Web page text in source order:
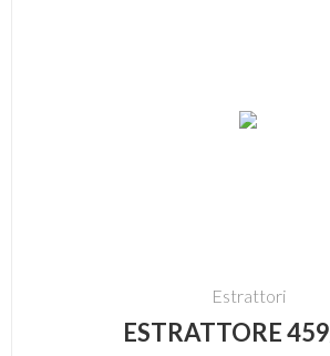
Estrattori
ESTRATTORE